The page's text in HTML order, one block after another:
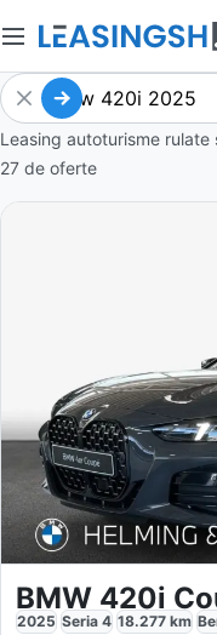
Leasing autoturisme rulate
27 de oferte
BMW 420i
2025 Seria 4 18.277 km